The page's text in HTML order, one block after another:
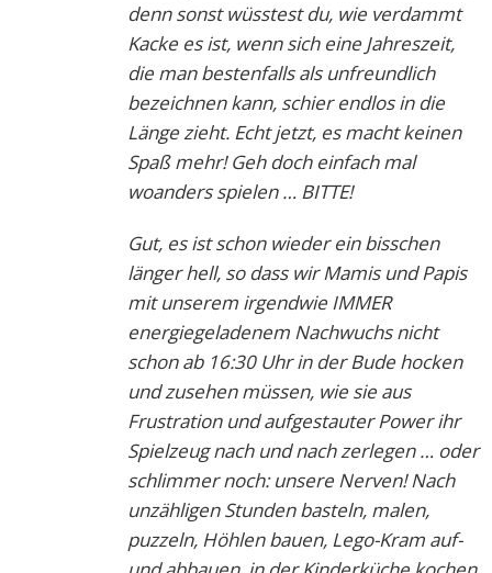
denn sonst wüsstest du, wie verdammt
Kacke es ist, wenn sich eine Jahreszeit,
die man bestenfalls als unfreundlich
bezeichnen kann, schier endlos in die
Länge zieht. Echt jetzt, es macht keinen
Spaß mehr! Geh doch einfach mal
woanders spielen … BITTE!
Gut, es ist schon wieder ein bisschen
länger hell, so dass wir Mamis und Papis
mit unserem irgendwie IMMER
energiegeladenem Nachwuchs nicht
schon ab 16:30 Uhr in der Bude hocken
und zusehen müssen, wie sie aus
Frustration und aufgestauter Power ihr
Spielzeug nach und nach zerlegen … oder
schlimmer noch: unsere Nerven! Nach
unzähligen Stunden basteln, malen,
puzzeln, Höhlen bauen, Lego-Kram auf-